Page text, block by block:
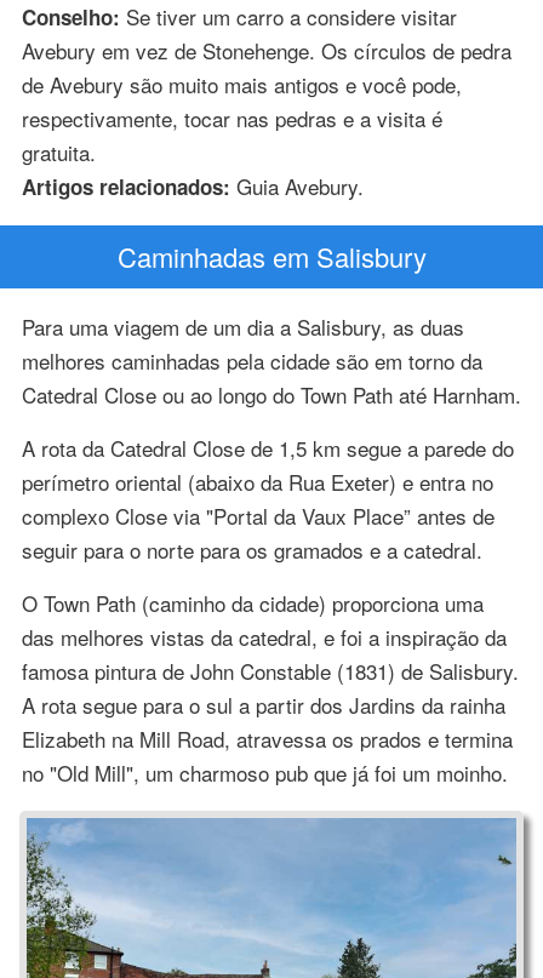
Conselho: Se tiver um carro a considere visitar
Avebury em vez de Stonehenge. Os círculos de pedra
de Avebury são muito mais antigos e você pode,
respectivamente, tocar nas pedras e a visita é
gratuita.
Artigos relacionados: Guia Avebury.
Caminhadas em Salisbury
Para uma viagem de um dia a Salisbury, as duas
melhores caminhadas pela cidade são em torno da
Catedral Close ou ao longo do Town Path até Harnham.
A rota da Catedral Close de 1,5 km segue a parede do
perímetro oriental (abaixo da Rua Exeter) e entra no
complexo Close via "Portal da Vaux Place” antes de
seguir para o norte para os gramados e a catedral.
O Town Path (caminho da cidade) proporciona uma
das melhores vistas da catedral, e foi a inspiração da
famosa pintura de John Constable (1831) de Salisbury.
A rota segue para o sul a partir dos Jardins da rainha
Elizabeth na Mill Road, atravessa os prados e termina
no "Old Mill", um charmoso pub que já foi um moinho.